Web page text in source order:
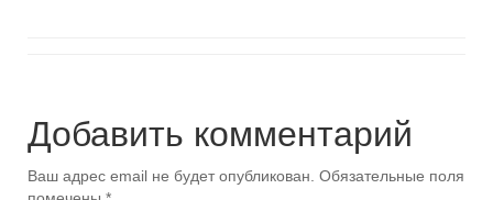
Добавить комментарий
Ваш адрес email не будет опубликован. Обязательные поля